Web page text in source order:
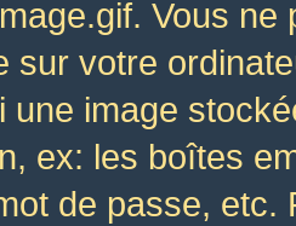
Vous
sur votre
une image
ex: les boîtes
de passe,